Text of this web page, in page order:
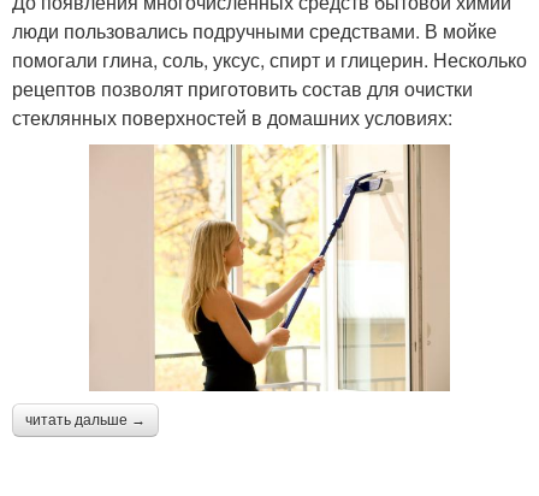
люди пользовались подручными средствами. В мойке
помогали глина, соль, уксус, спирт и глицерин. Несколько
рецептов позволят приготовить состав для очистки
стеклянных поверхностей в домашних условиях:
читать дальше →